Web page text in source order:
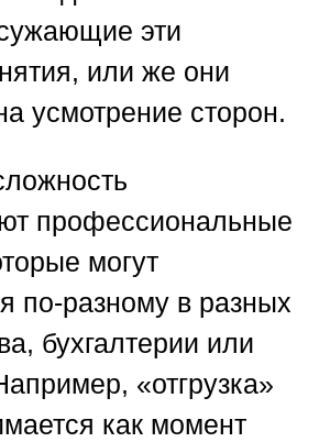
эти
или же они
усмотрение сторон.
профессиональные
могут
по-разному в разных
бухгалтерии или
«отгрузка»
как момент